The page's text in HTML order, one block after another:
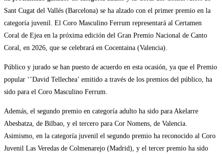
Sant Cugat del Vallés (Barcelona) se ha alzado con el primer premio en la
categoría juvenil. El Coro Masculino Ferrum representará al Certamen
Coral de Ejea en la próxima edición del Gran Premio Nacional de Canto
Coral, en 2026, que se celebrará en Cocentaina (Valencia).
Público y jurado se han puesto de acuerdo en esta ocasión, ya que el Premio
popular ‘’David Tellechea’ emitido a través de los premios del público, ha
sido para el Coro Masculino Ferrum.
Además, el segundo premio en categoría adulto ha sido para Akelarre
Abesbatza, de Bilbao, y el tercero para Cor Nomens, de Valencia.
Asimismo, en la categoría juvenil el segundo premio ha reconocido al Coro
Juvenil Las Veredas de Colmenarejo (Madrid), y el tercer premio ha sido